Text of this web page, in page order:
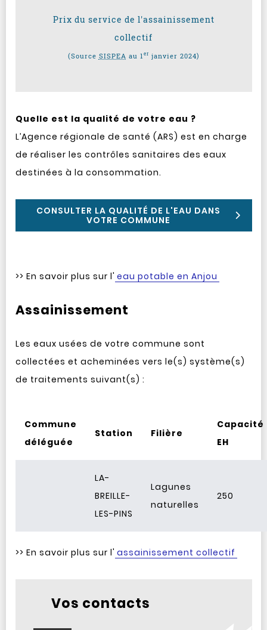
Prix du service de l'assainissement
collectif
(Source SISPEA au 1 er janvier 2024)
Quelle est la qualité de votre eau ?
L’Agence régionale de santé (ARS) est en charge
de réaliser les contrôles sanitaires des eaux
destinées à la consommation.
CONSULTER LA QUALITÉ DE L'EAU DANS
VOTRE COMMUNE
>> En savoir plus sur l' eau potable en Anjou
Assainissement
Les eaux usées de votre commune sont
collectées et acheminées vers le(s) système(s)
de traitements suivant(s) :
Commune
déléguée
Station Filière
Capacité
EH
LA-
BREILLE-
LES-PINS
Lagunes
naturelles
250
>> En savoir plus sur l' assainissement collectif
Vos contacts